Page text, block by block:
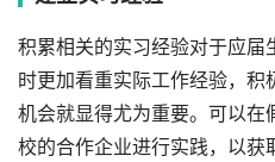
积累相关的实习经验对于应届
时更加看重实际工作经验，积
机会就显得尤为重要。可以在
校的合作企业进行实践，以获